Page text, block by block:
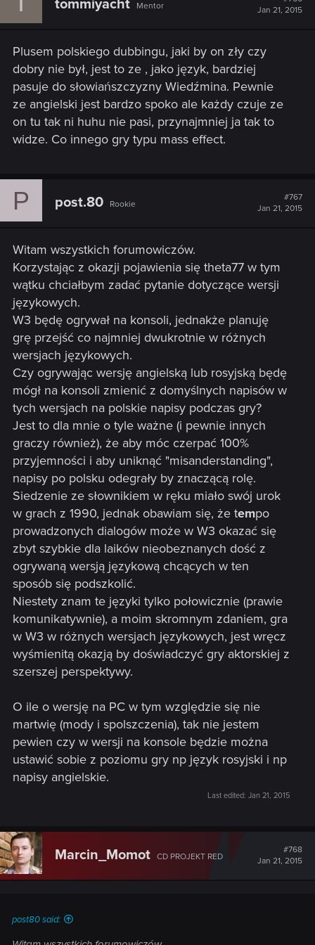
tommiyacht Mentor
Jan 21, 2015
Plusem polskiego dubbingu, jaki by on zły czy
dobry nie był, jest to ze , jako język, bardziej
pasuje do słowiańszczyzny Wiedźmina. Pewnie
ze angielski jest bardzo spoko ale każdy czuje ze
on tu tak ni huhu nie pasi, przynajmniej ja tak to
widze. Co innego gry typu mass effect.
P post.80 Rookie
#767
Jan 21, 2015
Witam wszystkich forumowiczów.
Korzystając z okazji pojawienia się theta77 w tym
wątku chciałbym zadać pytanie dotyczące wersji
językowych.
W3 będę ogrywał na konsoli, jednakże planuję
grę przejść co najmniej dwukrotnie w różnych
wersjach językowych.
Czy ogrywając wersję angielską lub rosyjską będę
mógł na konsoli zmienić z domyślnych napisów w
tych wersjach na polskie napisy podczas gry?
Jest to dla mnie o tyle ważne (i pewnie innych
graczy również), że aby móc czerpać 100%
przyjemności i aby uniknąć "misanderstanding",
napisy po polsku odegrały by znaczącą rolę.
Siedzenie ze słownikiem w ręku miało swój urok
w grach z 1990, jednak obawiam się, że tempo
prowadzonych dialogów może w W3 okazać się
zbyt szybkie dla laików nieobeznanych dość z
ogrywaną wersją językową chcących w ten
sposób się podszkolić.
Niestety znam te języki tylko połowicznie (prawie
komunikatywnie), a moim skromnym zdaniem, gra
w W3 w różnych wersjach językowych, jest wręcz
wyśmienitą okazją by doświadczyć gry aktorskiej z
szerszej perspektywy.
O ile o wersję na PC w tym względzie się nie
martwię (mody i spolszczenia), tak nie jestem
pewien czy w wersji na konsole będzie można
ustawić sobie z poziomu gry np język rosyjski i np
napisy angielskie.
Last edited: Jan 21, 2015
Marcin_Momot CD PROJEKT RED
#768
Jan 21, 2015
post80 said: